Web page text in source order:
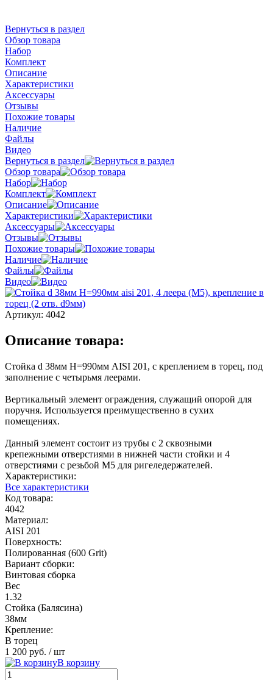
Вернуться в раздел
Обзор товара
Набор
Комплект
Описание
Характеристики
Аксессуары
Отзывы
Похожие товары
Наличие
Файлы
Видео
Вернуться в раздел
Обзор товара
Набор
Комплект
Описание
Характеристики
Аксессуары
Отзывы
Похожие товары
Наличие
Файлы
Видео
Артикул: 4042
Описание товара:
Стойка d 38мм H=990мм AISI 201, с креплением в торец, под
заполнение с четырьмя леерами.
Вертикальный элемент ограждения, служащий опорой для
поручня. Используется преимущественно в сухих
помещениях.
Данный элемент состоит из трубы с 2 сквозными
крепежными отверстиями в нижней части стойки и 4
отверстиями с резьбой М5 для ригеледержателей.
Характеристики:
Все характеристики
Код товара:
4042
Материал:
AISI 201
Поверхность:
Полированная (600 Grit)
Вариант сборки:
Винтовая сборка
Вес
1.32
Стойка (Балясина)
38мм
Крепление:
В торец
1 200 руб. / шт
В корзину